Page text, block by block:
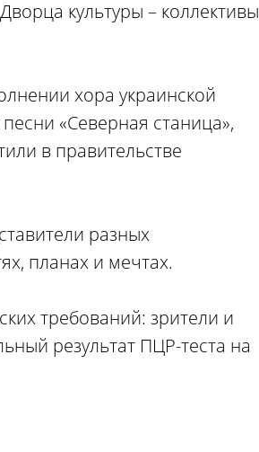
культуры – коллективы
хора украинской
«Северная станица»,
в правительстве
разных
планах и мечтах.
требований: зрители и
результат ПЦР-теста на